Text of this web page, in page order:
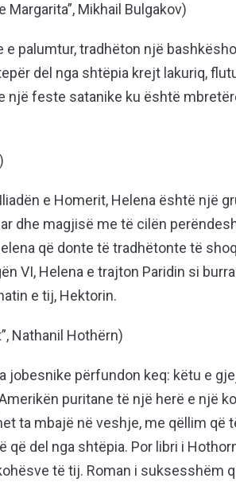
Margarita”, Mikhail Bulgakov)
e palumtur, tradhëton një
del nga shtëpia krejt lakuriq,
një feste satanike ku është
e Homerit, Helena është një
dhe magjisë me të cilën
që donte të tradhëtonte të
VI, Helena e trajton Paridin si
e tij, Hektorin.
Nathanil Hothërn)
jobesnike përfundon keq: këtu e
puritane të një herë e një
ta mbajë në veshje, me qëllim që
që del nga shtëpia. Por libri i
të tij. Roman i suksesshëm